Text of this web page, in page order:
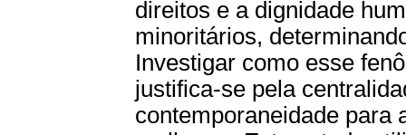
direitos e a dignidade
minoritários,
Investigar como esse
justifica-se pela
contemporaneidade para